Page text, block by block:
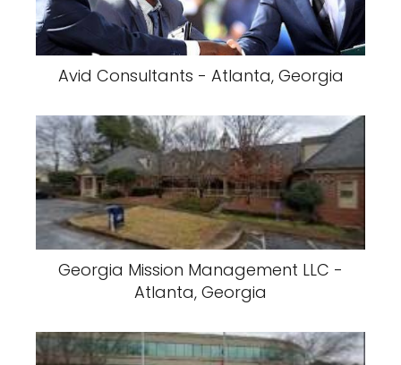
Avid Consultants - Atlanta, Georgia
Georgia Mission Management LLC -
Atlanta, Georgia